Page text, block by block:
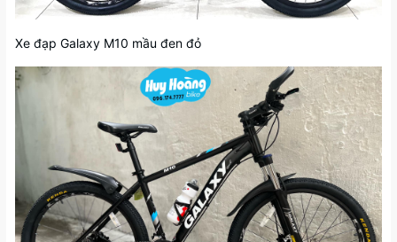
Xe đạp Galaxy M10 mầu đen đỏ